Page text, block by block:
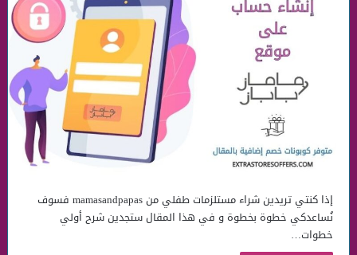
إذا كنتي تريدين شراء مستلزمات طفلي من mamasandpapas فسوف
نُساعدكي خطوة بخطوة و في هذا المقال ستجدين شرح أولي
خطوات…